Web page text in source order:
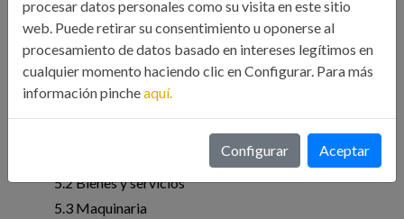
4.1 Gestión por familias
4.2 Gestión de la familia de compras
4.3 Test de conocimientos
5.- Compra No-Productiva (figura del “Category
5.2 Bienes y servicios
5.3 Maquinaria
procesar datos personales como su visita en este sitio
web. Puede retirar su consentimiento u oponerse al
procesamiento de datos basado en intereses legítimos en
cualquier momento haciendo clic en Configurar. Para más
información pincheaquí.
Configurar Aceptar